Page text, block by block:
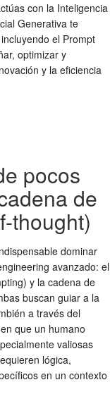
con la Inteligencia
Generativa te
el Prompt
optimizar y
y la eficiencia
pocos
de
thought)
dominar
avanzado: el
y la cadena de
buscan guiar a la
a través del
que un humano
valiosas
lógica,
en un contexto